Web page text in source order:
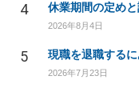
4 休業期間の定め
2026年8月4日
5
2026年7月23日